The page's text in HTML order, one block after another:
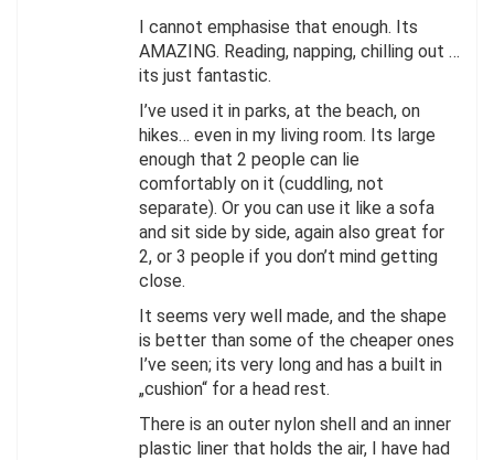
I cannot emphasise that enough. Its
AMAZING. Reading, napping, chilling out …
its just fantastic.
I’ve used it in parks, at the beach, on
hikes… even in my living room. Its large
enough that 2 people can lie
comfortably on it (cuddling, not
separate). Or you can use it like a sofa
and sit side by side, again also great for
2, or 3 people if you don’t mind getting
close.
It seems very well made, and the shape
is better than some of the cheaper ones
I’ve seen; its very long and has a built in
„cushion“ for a head rest.
There is an outer nylon shell and an inner
plastic liner that holds the air, I have had